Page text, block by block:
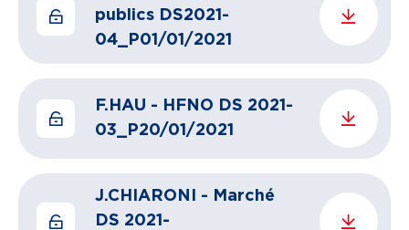
publics DS2021-
04_P01/01/2021
F.HAU - HFNO DS 2021-
03_P20/01/2021
J.CHIARONI - Marché
DS 2021-